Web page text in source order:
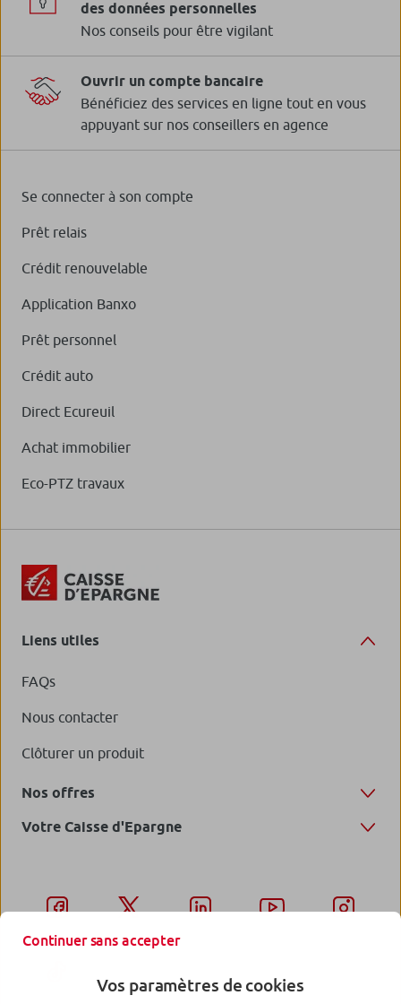
des données personnelles
Nos conseils pour être vigilant
Ouvrir un compte bancaire
Bénéficiez des services en ligne tout en vous
appuyant sur nos conseillers en agence
Se connecter à son compte
Prêt relais
Crédit renouvelable
Application Banxo
Prêt personnel
Crédit auto
Direct Ecureuil
Achat immobilier
Eco-PTZ travaux
Liens utiles
FAQs
Nous contacter
Clôturer un produit
Nos offres
Votre Caisse d'Epargne
Continuer sans accepter
Vos paramètres de cookies